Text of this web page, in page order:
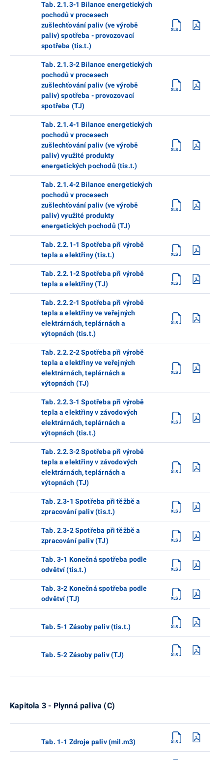
Tab. 2.1.3-1 Bilance energetických
pochodů v procesech
zušlechťování paliv (ve výrobě
paliv) spotřeba - provozovací
spotřeba (tis.t.)
Tab. 2.1.3-2 Bilance energetických
pochodů v procesech
zušlechťování paliv (ve výrobě
paliv) spotřeba - provozovací
spotřeba (TJ)
Tab. 2.1.4-1 Bilance energetických
pochodů v procesech
zušlechťování paliv (ve výrobě
paliv) využité produkty
energetických pochodů (tis.t.)
Tab. 2.1.4-2 Bilance energetických
pochodů v procesech
zušlechťování paliv (ve výrobě
paliv) využité produkty
energetických pochodů (TJ)
Tab. 2.2.1-1 Spotřeba při výrobě
tepla a elektřiny (tis.t.)
Tab. 2.2.1-2 Spotřeba při výrobě
tepla a elektřiny (TJ)
Tab. 2.2.2-1 Spotřeba při výrobě
tepla a elektřiny ve veřejných
elektrárnách, teplárnách a
výtopnách (tis.t.)
Tab. 2.2.2-2 Spotřeba při výrobě
tepla a elektřiny ve veřejných
elektrárnách, teplárnách a
výtopnách (TJ)
Tab. 2.2.3-1 Spotřeba při výrobě
tepla a elektřiny v závodových
elektrárnách, teplárnách a
výtopnách (tis.t.)
Tab. 2.2.3-2 Spotřeba při výrobě
tepla a elektřiny v závodových
elektrárnách, teplárnách a
výtopnách (TJ)
Tab. 2.3-1 Spotřeba při těžbě a
zpracování paliv (tis.t.)
Tab. 2.3-2 Spotřeba při těžbě a
zpracování paliv (TJ)
Tab. 3-1 Konečná spotřeba podle
odvětví (tis.t.)
Tab. 3-2 Konečná spotřeba podle
odvětví (TJ)
Tab. 5-1 Zásoby paliv (tis.t.)
Tab. 5-2 Zásoby paliv (TJ)
Kapitola 3 - Plynná paliva (C)
Tab. 1-1 Zdroje paliv (mil.m3)